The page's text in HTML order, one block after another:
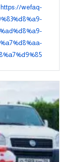
https://wefaq-